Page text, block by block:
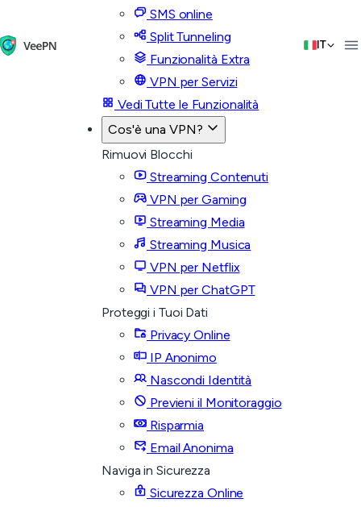
SMS online
Split Tunneling
Funzionalità Extra
VPN per Servizi
Vedi Tutte le Funzionalità
Cos'è una VPN?
Rimuovi Blocchi
Streaming Contenuti
VPN per Gaming
Streaming Media
Streaming Musica
VPN per Netflix
VPN per ChatGPT
Proteggi i Tuoi Dati
Privacy Online
IP Anonimo
Nascondi Identità
Previeni il Monitoraggio
Risparmia
Email Anonima
Naviga in Sicurezza
Sicurezza Online
IT